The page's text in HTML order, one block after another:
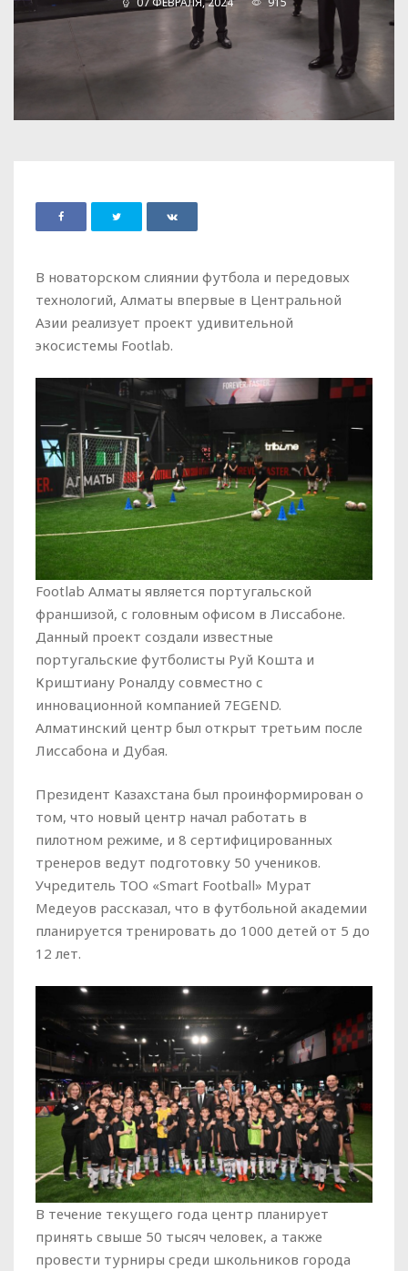
В новаторском слиянии футбола и передовых
технологий, Алматы впервые в Центральной
Азии реализует проект удивительной
экосистемы Footlab.
Footlab Алматы является португальской
франшизой, c головным офисом в Лиссабоне.
Данный проект создали известные
португальские футболисты Руй Кошта и
Криштиану Роналду совместно с
инновационной компанией 7EGEND.
Алматинский центр был открыт третьим после
Лиссабона и Дубая.
Президент Казахстана был проинформирован о
том, что новый центр начал работать в
пилотном режиме, и 8 сертифицированных
тренеров ведут подготовку 50 учеников.
Учредитель ТОО «Smart Football» Мурат
Медеуов рассказал, что в футбольной академии
планируется тренировать до 1000 детей от 5 до
12 лет.
В течение текущего года центр планирует
принять свыше 50 тысяч человек, а также
провести турниры среди школьников города